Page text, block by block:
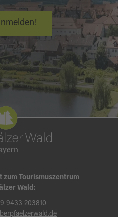
zum Tourismuszentrum
Wald:
9433 203810